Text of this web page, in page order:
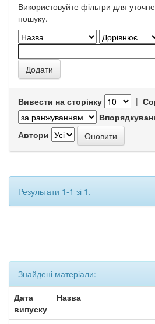
Використовуйте фільтри для
пошуку.
Вивести на сторінку |
Автори
Результати 1-1 зі 1.
Знайдені матеріали:
Дата
випуску
Назва